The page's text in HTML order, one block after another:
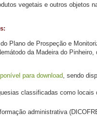
vegetais e outros objetos
Plano de Prospeção e
da Madeira do
para download, sendo
classificadas como
administrativa